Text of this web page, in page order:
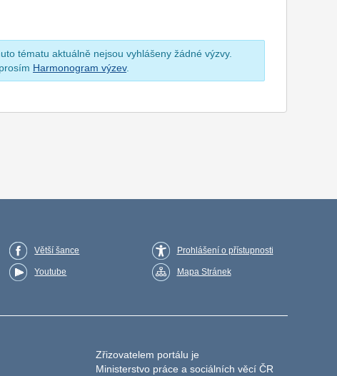
tématu aktuálně nejsou vyhlášeny žádné výzvy.
Harmonogram výzev.
Větší šance
Youtube
Prohlášení o přístupnosti
Mapa Stránek
Zřizovatelem portálu je
Ministerstvo práce a sociálních věcí ČR